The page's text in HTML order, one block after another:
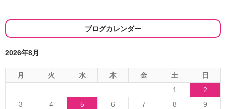
ー
シ
ョ
ン
ブログカレンダー
2026年8月
月 火 水 木 金 土
日
1
2
3
4 5 6 7 8
9